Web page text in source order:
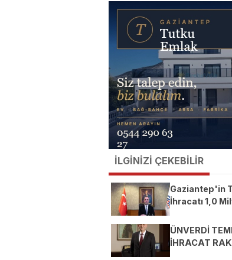
İLGİNİZİ ÇEKEBİLİR
Gaziantep'in
İhracatı 1,0
ÜNVERDİ
İHRACAT